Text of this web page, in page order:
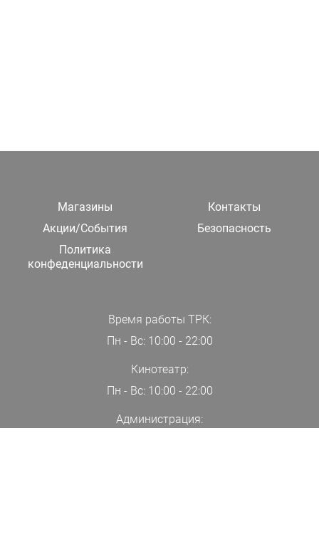
Магазины
Контакты
Акции/События
Безопасность
Политика
конфеденциальности
Время работы ТРК:
Пн - Вс: 10:00 - 22:00
Кинотеатр:
Пн - Вс: 10:00 - 22:00
Администрация: